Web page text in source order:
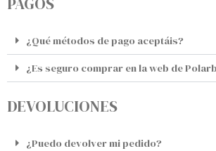
¿Qué métodos de pago aceptáis?
¿Es seguro comprar en la web de
DEVOLUCIONES
¿Puedo devolver mi pedido?